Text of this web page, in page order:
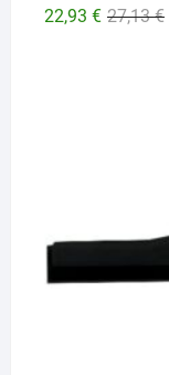
27,13€
22,93 €